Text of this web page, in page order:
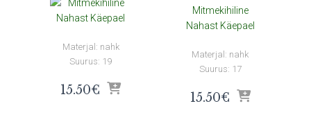
Materjal: nahk
Suurus: 19
15.50€
Materjal: nahk
Suurus: 17
15.50€